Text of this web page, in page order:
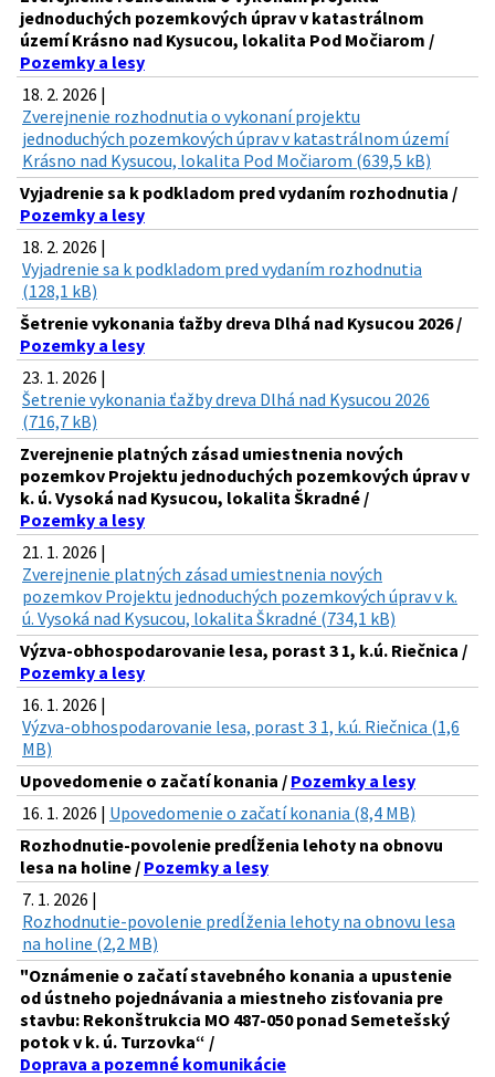
jednoduchých pozemkových úprav v katastrálnom
území Krásno nad Kysucou, lokalita Pod Močiarom /
Pozemky a lesy
18. 2. 2026 |
Zverejnenie rozhodnutia o vykonaní projektu
jednoduchých pozemkových úprav v katastrálnom území
Krásno nad Kysucou, lokalita Pod Močiarom (639,5 kB)
Vyjadrenie sa k podkladom pred vydaním rozhodnutia /
Pozemky a lesy
18. 2. 2026 |
Vyjadrenie sa k podkladom pred vydaním rozhodnutia
(128,1 kB)
Šetrenie vykonania ťažby dreva Dlhá nad Kysucou 2026 /
Pozemky a lesy
23. 1. 2026 |
Šetrenie vykonania ťažby dreva Dlhá nad Kysucou 2026
(716,7 kB)
Zverejnenie platných zásad umiestnenia nových
pozemkov Projektu jednoduchých pozemkových úprav v
k. ú. Vysoká nad Kysucou, lokalita Škradné /
Pozemky a lesy
21. 1. 2026 |
Zverejnenie platných zásad umiestnenia nových
pozemkov Projektu jednoduchých pozemkových úprav v k.
ú. Vysoká nad Kysucou, lokalita Škradné (734,1 kB)
Výzva-obhospodarovanie lesa, porast 3 1, k.ú. Riečnica /
Pozemky a lesy
16. 1. 2026 |
Výzva-obhospodarovanie lesa, porast 3 1, k.ú. Riečnica (1,6
MB)
Upovedomenie o začatí konania / Pozemky a lesy
16. 1. 2026 | Upovedomenie o začatí konania (8,4 MB)
Rozhodnutie-povolenie predĺženia lehoty na obnovu
lesa na holine / Pozemky a lesy
7. 1. 2026 |
Rozhodnutie-povolenie predĺženia lehoty na obnovu lesa
na holine (2,2 MB)
"Oznámenie o začatí stavebného konania a upustenie
od ústneho pojednávania a miestneho zisťovania pre
stavbu: Rekonštrukcia MO 487-050 ponad Semetešský
potok v k. ú. Turzovka“ /
Doprava a pozemné komunikácie